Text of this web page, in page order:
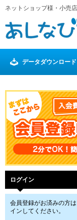
ネットショップ様・小売
データダウンロード
ログイン
会員登録がお済みの方
インしてください。